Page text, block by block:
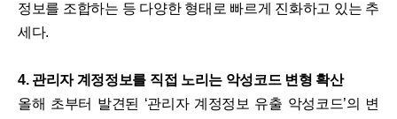
정보를 조합하는 등 다양한 형태로 빠르게 진화하고 있는 추
세다.
4. 관리자 계정정보를 직접 노리는 악성코드 변형 확산
올해 초부터 발견된 ‘관리자 계정정보 유출 악성코드’의 변